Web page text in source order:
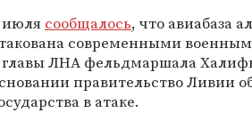
июля сообщалось, что авиабаза
современными
ЛНА фельдмаршала
правительство Ливии
в атаке.